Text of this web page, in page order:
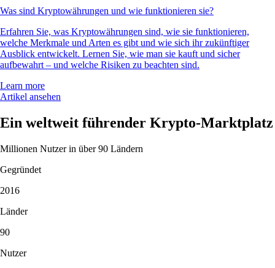
Was sind Kryptowährungen und wie funktionieren sie?
Erfahren Sie, was Kryptowährungen sind, wie sie funktionieren,
welche Merkmale und Arten es gibt und wie sich ihr zukünftiger
Ausblick entwickelt. Lernen Sie, wie man sie kauft und sicher
aufbewahrt – und welche Risiken zu beachten sind.
Learn more
Artikel ansehen
Ein weltweit führender Krypto-Marktplatz
Millionen Nutzer in über 90 Ländern
Gegründet
2016
Länder
90
Nutzer